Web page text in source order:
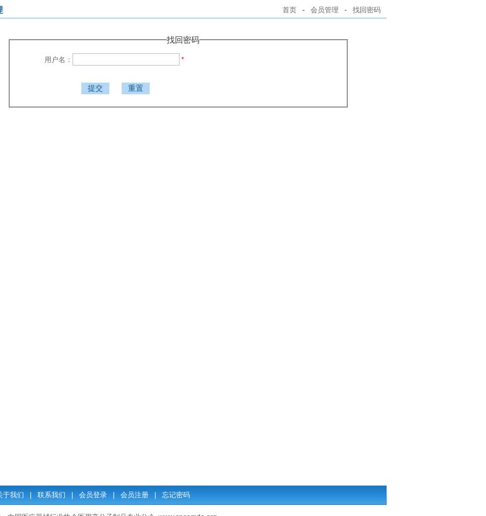
首页 - 会员管理 - 找回密码
找回密码
用户名： *
于我们 联系我们 会员登录 会员注册 忘记密码